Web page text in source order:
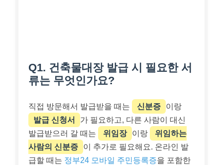
Q1. 건축물대장 발급 시 필요한 서
류는 무엇인가요?
직접 방문해서 발급받을 때는 신분증
이랑
발급 신청서
가 필요하고, 다른 사람이 대신
발급받으러 갈 때는
위임장 이랑
위임하는
사람의 신분증
이 추가로 필요해요. 온라인 발
급할 때는 정부24 모바일 주민등록증을 포함한